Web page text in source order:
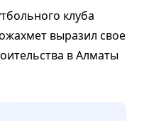
клуба
выразил свое
в Алматы